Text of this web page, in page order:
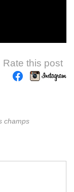
Rate this post
champs